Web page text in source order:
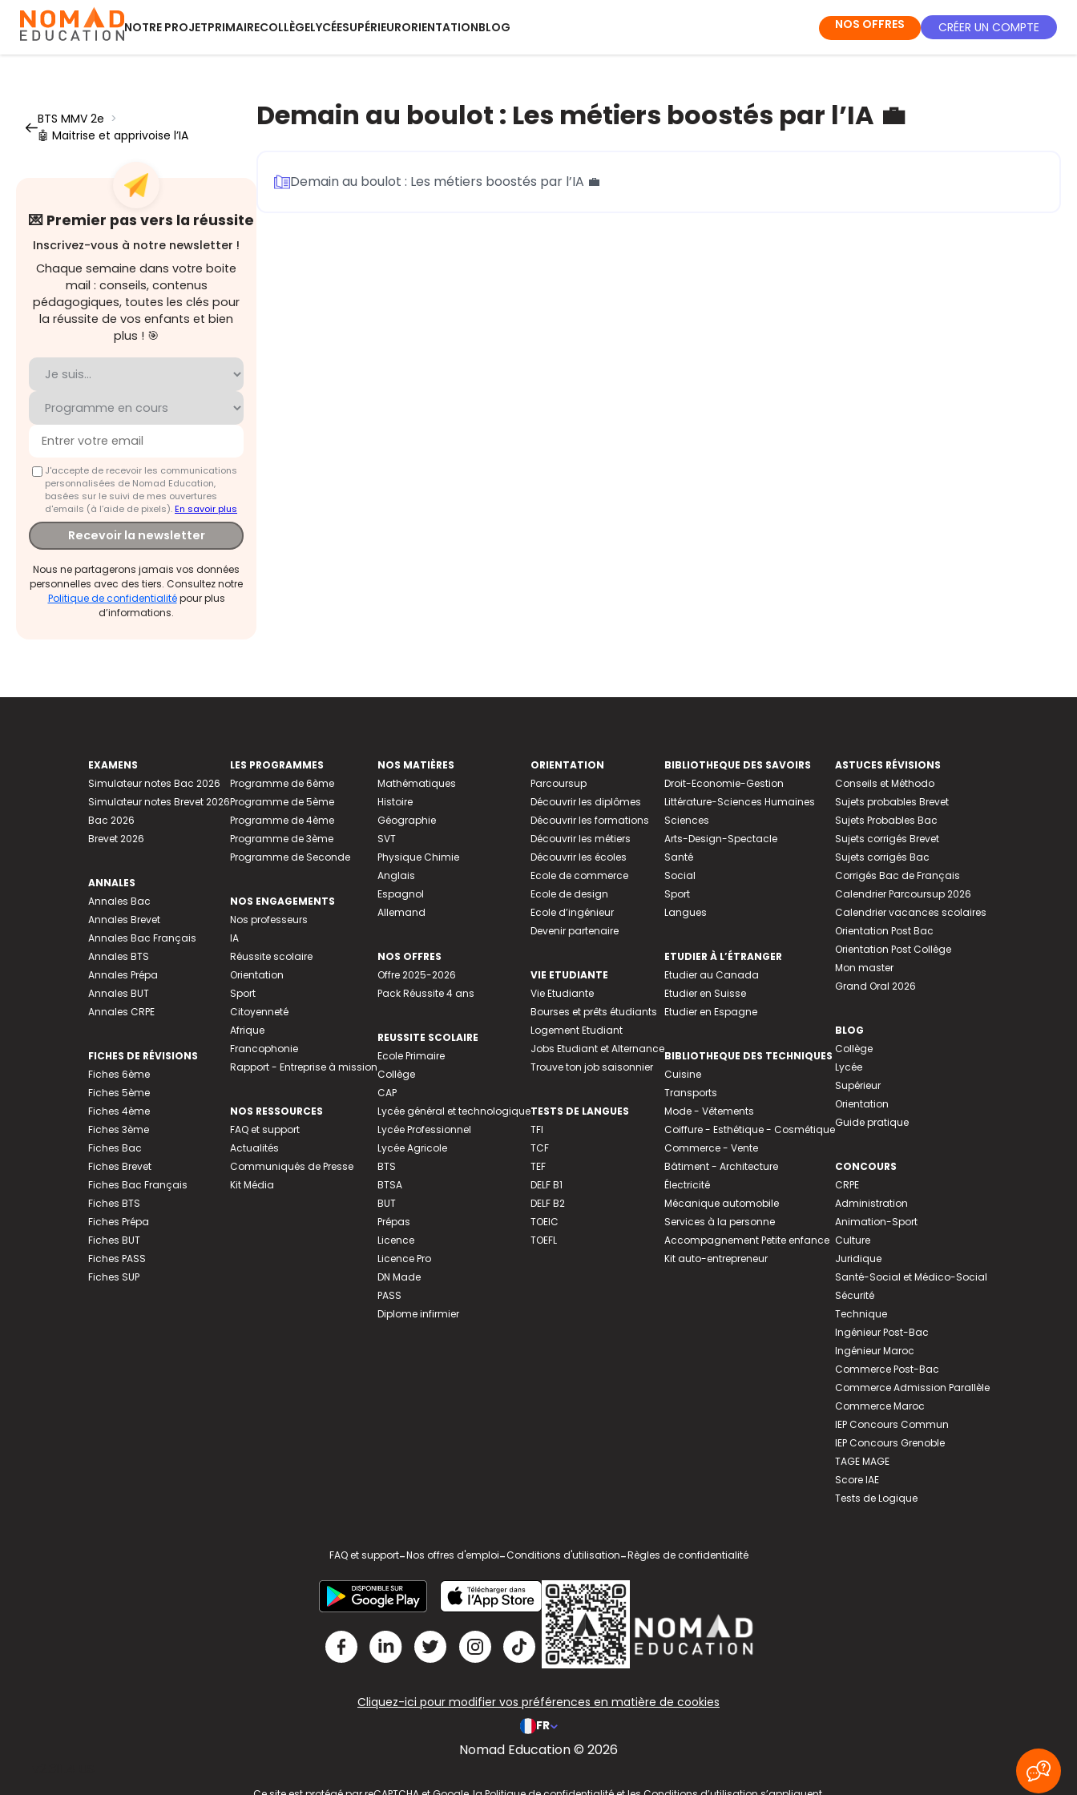
NOTRE PROJETPRIMAIRECOLLÈGELYCÉESUPÉRIEURORIENTATIONBLOG NOS OFFRES CRÉER UN COMPTE
BTS MMV 2e >
🤖 Maitrise et apprivoise l’IA
💌 Premier pas vers la réussite
Inscrivez-vous à notre newsletter !
Chaque semaine dans votre boite
mail : conseils, contenus
pédagogiques, toutes les clés pour
la réussite de vos enfants et bien
plus ! 🎯
J'accepte de recevoir les communications
personnalisées de Nomad Education,
basées sur le suivi de mes ouvertures
d'emails (à l’aide de pixels).En savoir plus
Recevoir la newsletter
Nous ne partagerons jamais vos données
personnelles avec des tiers. Consultez notre
Politique de confidentialitépour plus
d’informations.
Demain au boulot : Les métiers boostés par l’IA 💼
Demain au boulot : Les métiers boostés par l’IA 💼
EXAMENS
Simulateur notes Bac 2026
Simulateur notes Brevet 2026
Bac 2026
Brevet 2026
ANNALES
Annales Bac
Annales Brevet
Annales Bac Français
Annales BTS
Annales Prépa
Annales BUT
Annales CRPE
FICHES DE RÉVISIONS
Fiches 6ème
Fiches 5ème
Fiches 4ème
Fiches 3ème
Fiches Bac
Fiches Brevet
Fiches Bac Français
Fiches BTS
Fiches Prépa
Fiches BUT
Fiches PASS
Fiches SUP
LES PROGRAMMES
Programme de 6ème
Programme de 5ème
Programme de 4ème
Programme de 3ème
Programme de Seconde
NOS ENGAGEMENTS
Nos professeurs
IA
Réussite scolaire
Orientation
Sport
Citoyenneté
Afrique
Francophonie
Rapport - Entreprise à mission
NOS RESSOURCES
FAQ et support
Actualités
Communiqués de Presse
Kit Média
NOS MATIÈRES
Mathématiques
Histoire
Géographie
SVT
Physique Chimie
Anglais
Espagnol
Allemand
NOS OFFRES
Offre 2025-2026
Pack Réussite 4 ans
REUSSITE SCOLAIRE
Ecole Primaire
Collège
CAP
Lycée général et technologique
Lycée Professionnel
Lycée Agricole
BTS
BTSA
BUT
Prépas
Licence
Licence Pro
DN Made
PASS
Diplome infirmier
ORIENTATION
Parcoursup
Découvrir les diplômes
Découvrir les formations
Découvrir les métiers
Découvrir les écoles
Ecole de commerce
Ecole de design
Ecole d’ingénieur
Devenir partenaire
VIE ETUDIANTE
Vie Etudiante
Bourses et prêts étudiants
Logement Etudiant
Jobs Etudiant et Alternance
Trouve ton job saisonnier
TESTS DE LANGUES
TFI
TCF
TEF
DELF B1
DELF B2
TOEIC
TOEFL
BIBLIOTHEQUE DES SAVOIRS
Droit-Economie-Gestion
Littérature-Sciences Humaines
Sciences
Arts-Design-Spectacle
Santé
Social
Sport
Langues
ETUDIER À L’ÉTRANGER
Etudier au Canada
Etudier en Suisse
Etudier en Espagne
BIBLIOTHEQUE DES TECHNIQUES
Cuisine
Transports
Mode - Vêtements
Coiffure - Esthétique - Cosmétique
Commerce - Vente
Bâtiment - Architecture
Électricité
Mécanique automobile
Services à la personne
Accompagnement Petite enfance
Kit auto-entrepreneur
ASTUCES RÉVISIONS
Conseils et Méthodo
Sujets probables Brevet
Sujets Probables Bac
Sujets corrigés Brevet
Sujets corrigés Bac
Corrigés Bac de Français
Calendrier Parcoursup 2026
Calendrier vacances scolaires
Orientation Post Bac
Orientation Post Collège
Mon master
Grand Oral 2026
BLOG
Collège
Lycée
Supérieur
Orientation
Guide pratique
CONCOURS
CRPE
Administration
Animation-Sport
Culture
Juridique
Santé-Social et Médico-Social
Sécurité
Technique
Ingénieur Post-Bac
Ingénieur Maroc
Commerce Post-Bac
Commerce Admission Parallèle
Commerce Maroc
IEP Concours Commun
IEP Concours Grenoble
TAGE MAGE
Score IAE
Tests de Logique
FAQ et support-Nos offres d'emploi-Conditions d'utilisation-Règles de confidentialité
Cliquez-ici pour modifier vos préférences en matière de cookies
FR
Nomad Education © 2026